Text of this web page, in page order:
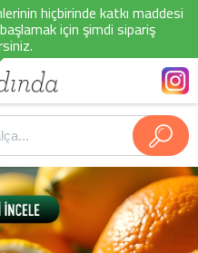
hiçbirinde katkı maddesi
için şimdi sipariş